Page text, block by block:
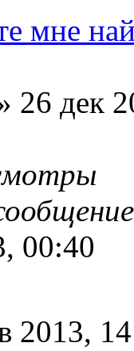
мне
26 дек
00:40
2013,